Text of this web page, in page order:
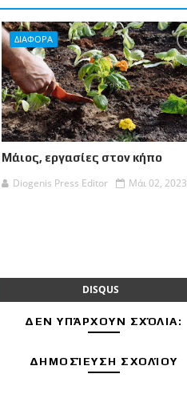
ΔΙΑΦΟΡΑ
Μάιος, εργασίες στον κήπο
Diogenis Press Editor
Μάι 02, 2023
DISQUS
ΔΕΝ ΥΠΆΡΧΟΥΝ ΣΧΌΛΙΑ:
ΔΗΜΟΣΊΕΥΣΗ ΣΧΟΛΊΟΥ